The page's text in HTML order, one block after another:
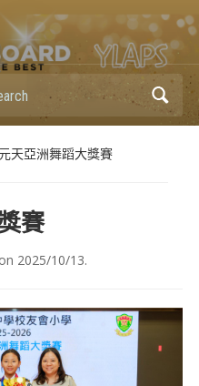
天亞洲舞蹈大獎賽
賽
2025/10/13.